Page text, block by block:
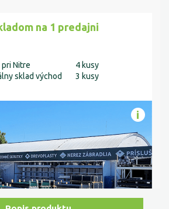
na 1 predajni
pri Nitre
4 kusy
sklad východ
3 kusy